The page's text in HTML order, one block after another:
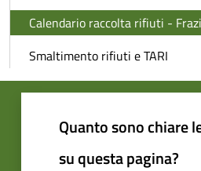
Calendario raccolta rifiuti -
Smaltimento rifiuti e TARI
Quanto sono chiare
su questa pagina?